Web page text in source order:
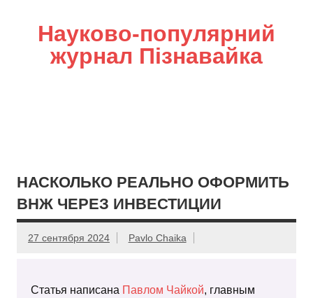
Науково-популярний
журнал Пізнавайка
НАСКОЛЬКО РЕАЛЬНО ОФОРМИТЬ
ВНЖ ЧЕРЕЗ ИНВЕСТИЦИИ
27 сентября 2024 Pavlo Chaika
Статья написана Павлом Чайкой, главным